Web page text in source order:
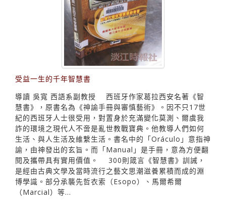
受益一生的千年智慧書
導讀 吳寬 西語系副教授 西班牙作家葛拉西安名著《智
慧書》，原書名為《神諭手冊與審慎藝術》。因不只17世
紀的西班牙人士很受用，對置身於充滿變化莫測、爾虞我
詐的環境之現代人不啻是亂世教戰寶典。他教導人們如何
生活、與人生活及維繫生活。書名中的「Oráculo」意指神
諭，由神發出的玄旨。而「Manual」是手冊，意為方便翻